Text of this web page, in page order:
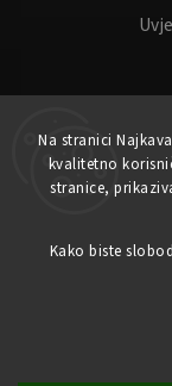
Na stranici
kvalitetno
stranice,
Kako biste